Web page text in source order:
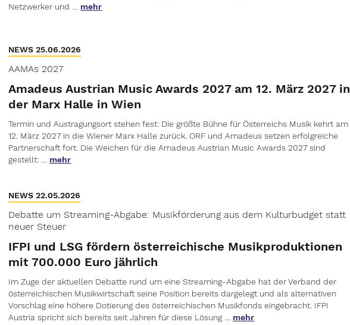
Netzwerker und … mehr
NEWS 25.06.2026
AAMAs 2027
Amadeus Austrian Music Awards 2027 am 12. März 2027 in
der Marx Halle in Wien
Termin und Austragungsort stehen fest: Die größte Bühne für Österreichs Musik kehrt am
12. März 2027 in die Wiener Marx Halle zurück. ORF und Amadeus setzen erfolgreiche
Partnerschaft fort. Die Weichen für die Amadeus Austrian Music Awards 2027 sind
gestellt: … mehr
NEWS 22.05.2026
Debatte um Streaming-Abgabe: Musikförderung aus dem Kulturbudget statt
neuer Steuer
IFPI und LSG fördern österreichische Musikproduktionen
mit 700.000 Euro jährlich
Im Zuge der aktuellen Debatte rund um eine Streaming-Abgabe hat der Verband der
österreichischen Musikwirtschaft seine Position bereits dargelegt und als alternativen
Vorschlag eine höhere Dotierung des österreichischen Musikfonds eingebracht. IFPI
Austria spricht sich bereits seit Jahren für diese Lösung … mehr